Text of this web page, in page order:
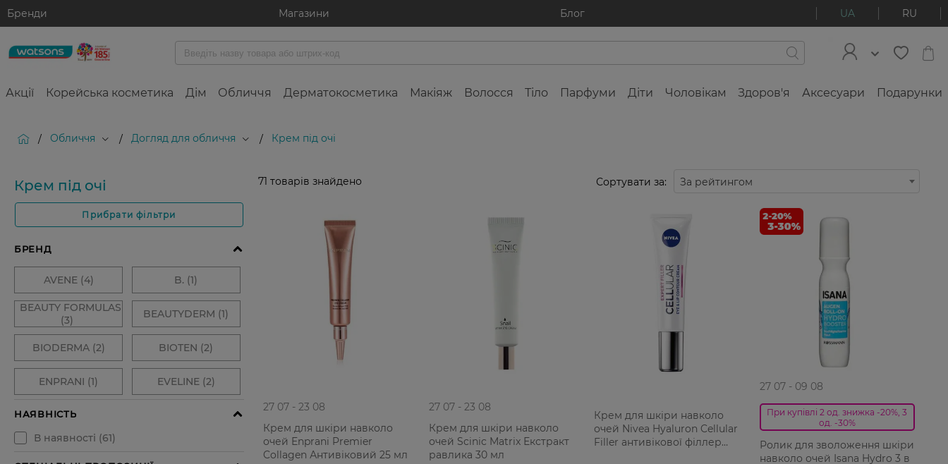
Бренди Магазини Блог UA RU
Акції Корейська косметика Дім Обличчя Дерматокосметика Макіяж Волосся Тіло Парфуми Діти Чоловікам Здоров'я Аксесуари Подарунки
/ Обличчя / Догляд для обличчя / Крем під очі
Крем під очі
Прибрати фільтри
71 товарів знайдено Сортувати за: За рейтингом
27 07 - 23 08
Крем для шкіри навколо
очей Enprani Premier
Collagen Антивіковий 25 мл
27 07 - 23 08
Крем для шкіри навколо
очей Scinic Matrix Екстракт
равлика 30 мл
Крем для шкіри навколо
очей Nivea Hyaluron Cellular
Filler антивікової філлер
27 07 - 09 08
При купівлі 2 од. знижка -20%, 3
од. -30%
Ролик для зволоження шкіри
навколо очей Isana Hydro 3 в